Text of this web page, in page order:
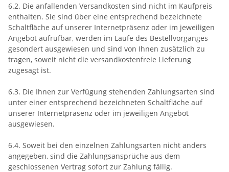
6.2. Die anfallenden Versandkosten sind nicht im Kaufpreis
enthalten. Sie sind über eine entsprechend bezeichnete
Schaltfläche auf unserer Internetpräsenz oder im jeweiligen
Angebot aufrufbar, werden im Laufe des Bestellvorganges
gesondert ausgewiesen und sind von Ihnen zusätzlich zu
tragen, soweit nicht die versandkostenfreie Lieferung
zugesagt ist.
6.3. Die Ihnen zur Verfügung stehenden Zahlungsarten sind
unter einer entsprechend bezeichneten Schaltfläche auf
unserer Internetpräsenz oder im jeweiligen Angebot
ausgewiesen.
6.4. Soweit bei den einzelnen Zahlungsarten nicht anders
angegeben, sind die Zahlungsansprüche aus dem
geschlossenen Vertrag sofort zur Zahlung fällig.